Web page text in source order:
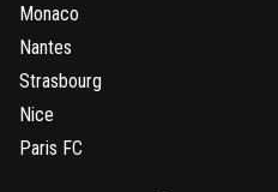
Monaco
Nantes
Strasbourg
Nice
Paris FC